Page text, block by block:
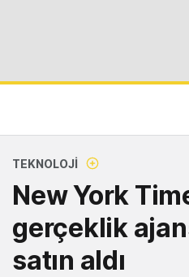
TEKNOLOJI
New York
gerçeklik
satın aldı